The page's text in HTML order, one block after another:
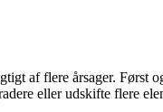
af flere årsager. Først
eller udskifte flere